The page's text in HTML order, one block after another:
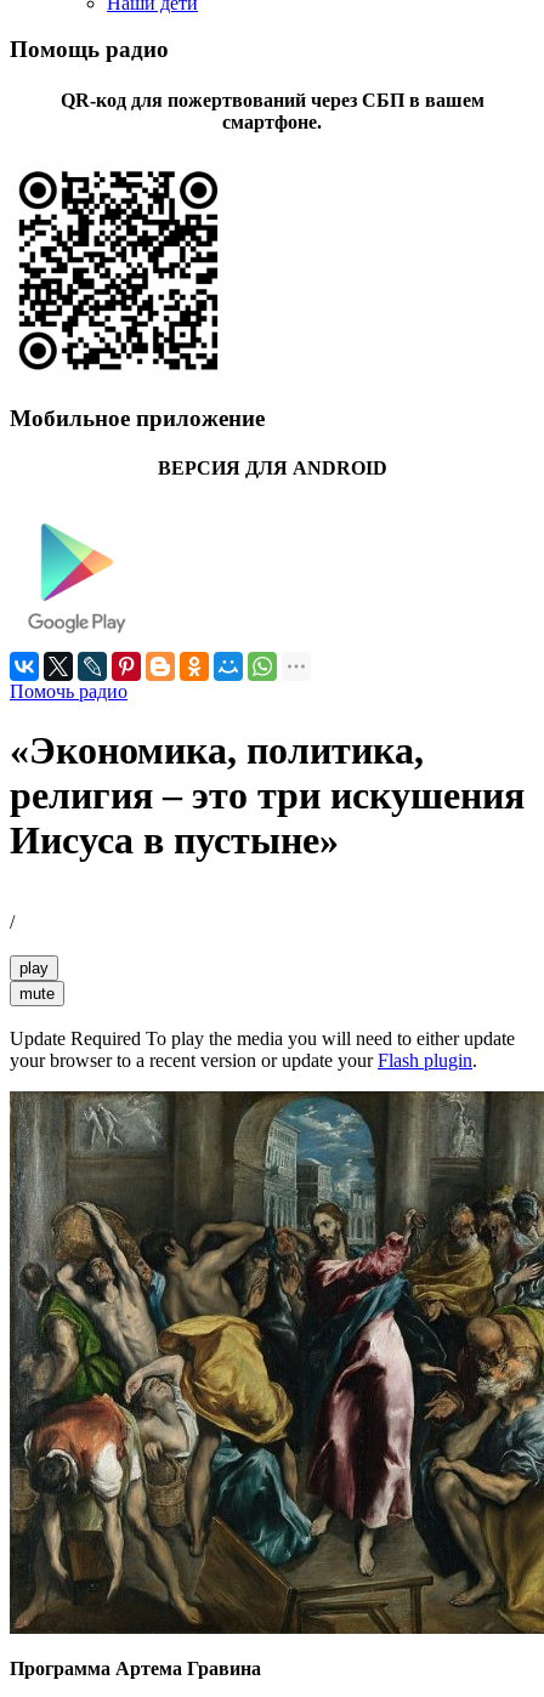
Помощь радио
QR-код для пожертвований через СБП в вашем
смартфоне.
Мобильное приложение
ВЕРСИЯ ДЛЯ ANDROID
Помочь радио
«Экономика, политика,
религия – это три искушения
Иисуса в пустыне»
/
play
mute
Update Required To play the media you will need to either update
your browser to a recent version or update yourFlash plugin.
Программа Артема Гравина